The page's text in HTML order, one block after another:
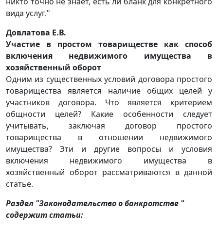
вида услуг."
Довлатова Е.В.
Участие в простом товариществе как способ
включения недвижимого имущества в
хозяйственный оборот
Одним из существенных условий договора простого
товарищества является наличие общих целей у
участников договора. Что является критерием
общности целей? Какие особенности следует
учитывать, заключая договор простого
товарищества в отношении недвижимого
имущества? Эти и другие вопросы и условия
включения недвижимого имущества в
хозяйственный оборот рассматриваются в данной
статье.
Раздел "Законодательство о банкротстве "
содержит статьи: